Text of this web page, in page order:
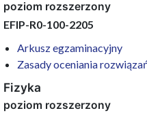
poziom rozszerzony
EFIP-R0-100-2205
Arkusz egzaminacyjny
Zasady oceniania
Fizyka
poziom rozszerzony